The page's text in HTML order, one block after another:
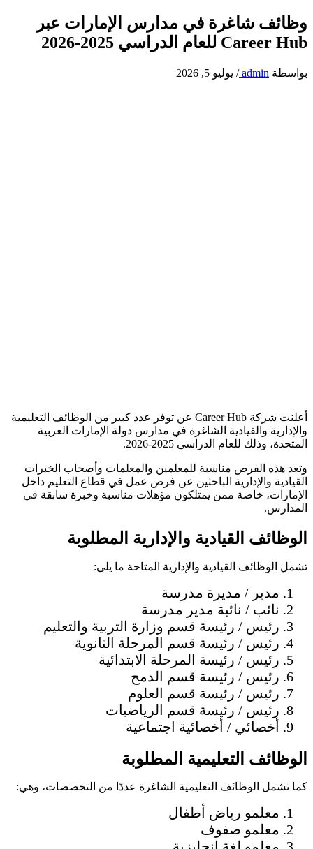
وظائف شاغرة في مدارس الإمارات عبر
Career Hub للعام الدراسي 2025-2026
بواسطة admin
/ يوليو 5, 2026
أعلنت شركة Career Hub عن توفر عدد كبير من الوظائف التعليمية
والإدارية والقيادية الشاغرة في مدارس دولة الإمارات العربية
المتحدة، وذلك للعام الدراسي 2025-2026.
وتعد هذه الفرص مناسبة للمعلمين والمعلمات وأصحاب الخبرات
القيادية والإدارية الباحثين عن فرص عمل في قطاع التعليم داخل
الإمارات، خاصة ممن يمتلكون مؤهلات مناسبة وخبرة سابقة في
المدارس.
الوظائف القيادية والإدارية المطلوبة
تشمل الوظائف القيادية والإدارية المتاحة ما يلي:
مدير / مديرة مدرسة
نائب / نائبة مدير مدرسة
رئيس / رئيسة قسم وزارة التربية والتعليم
رئيس / رئيسة قسم المرحلة الثانوية
رئيس / رئيسة المرحلة الابتدائية
رئيس / رئيسة قسم الدمج
رئيس / رئيسة قسم العلوم
رئيس / رئيسة قسم الرياضيات
أخصائي / أخصائية اجتماعية
الوظائف التعليمية المطلوبة
كما تشمل الوظائف التعليمية الشاغرة عددًا من التخصصات، وهي:
معلمو رياض أطفال
معلمو صفوف